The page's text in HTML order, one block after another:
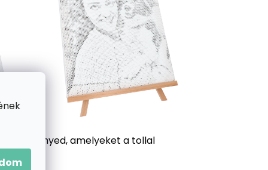
festményed, amelyeket a tollal